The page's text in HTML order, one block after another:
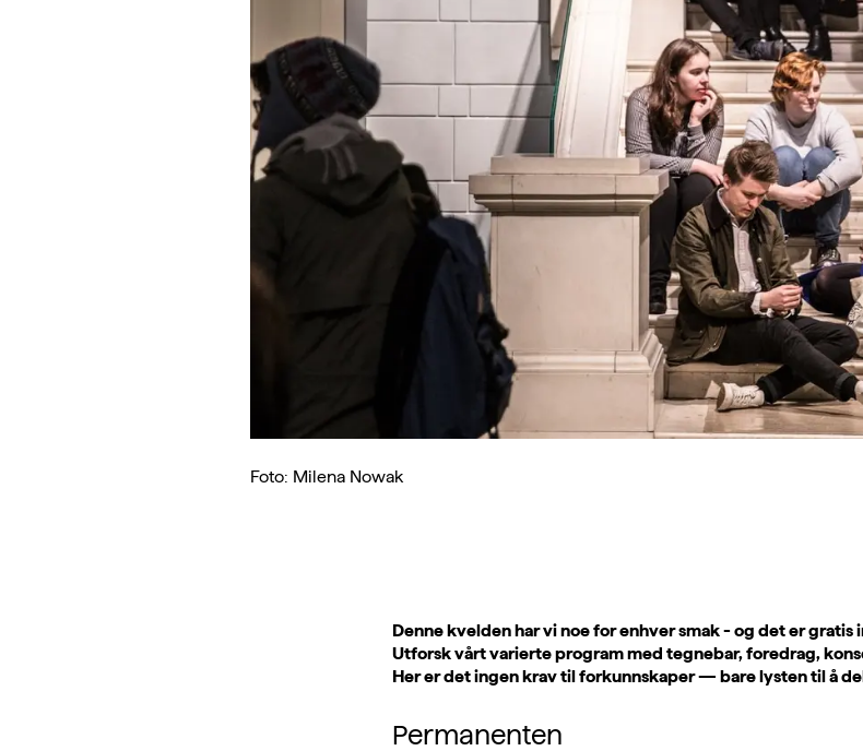
Foto: Milena Nowak
Denne kvelden har vi noe for enhver smak - og det er gratis
Utforsk vårt varierte program med tegnebar, foredrag,
Her er det ingen krav til forkunnskaper — bare lysten til å
Permanenten